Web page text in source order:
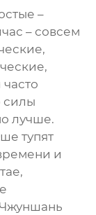
–
– совсем
силы
лучше.
тупят
и